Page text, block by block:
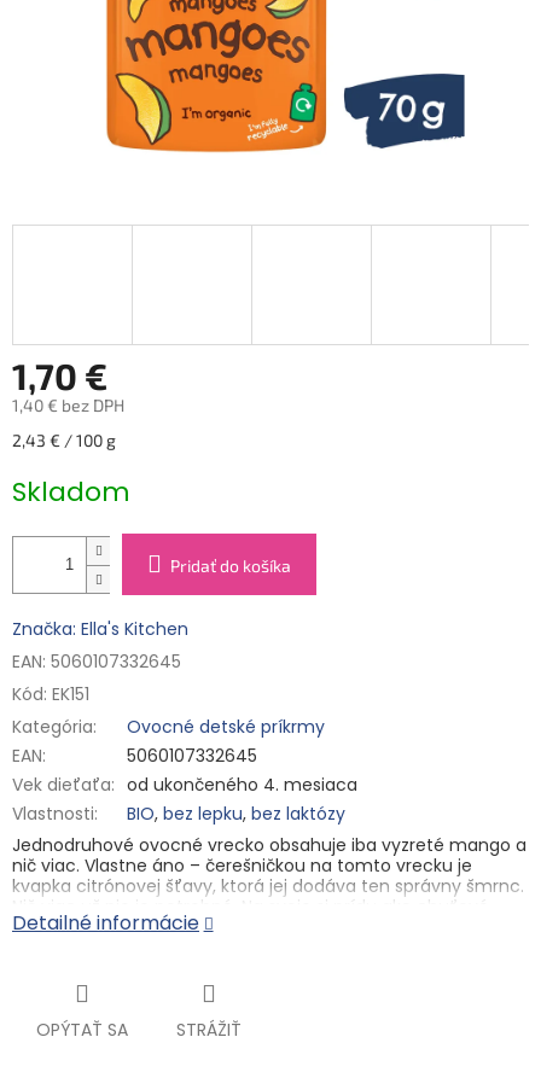
1,70 €
1,40 € bez DPH
Jednotková
2,43 € / 100 g
Skladom
Pridať do košíka
Značka: Ella's Kitchen
EAN: 5060107332645
Kód: EK151
Kategória:
Ovocné detské príkrmy
EAN:
5060107332645
Vek dieťaťa: od ukončeného 4. mesiaca
Vlastnosti: BIO, bez lepku, bez laktózy
Jednodruhové ovocné vrecko obsahuje iba vyzreté mango a
nič viac. Vlastne áno – čerešničkou na tomto vrecku je
kvapka citrónovej šťavy, ktorá jej dodáva ten správny šmrnc.
Nič viac už nie je potrebné. Na svoje si prídu ako chuťové
poháriky, tak brušká malých stravníkov od ukončeného 4.
aj staršie deti.
Hlavné vlastnosti
Detailné informácie
OPÝTAŤ SA STRÁŽIŤ